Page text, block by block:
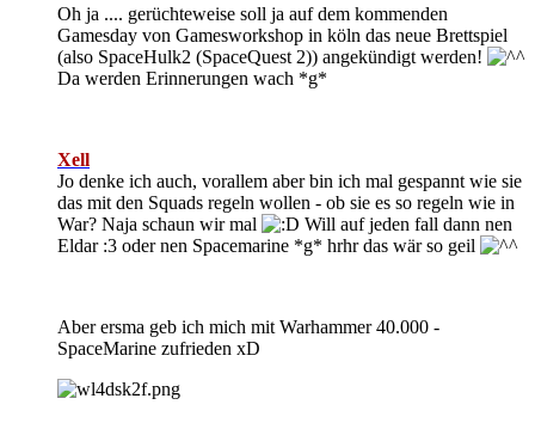
Oh ja .... gerüchteweise soll ja auf dem kommenden
Gamesday von Gamesworkshop in köln das neue Brettspiel
(also SpaceHulk2 (SpaceQuest 2)) angekündigt werden!
Da werden Erinnerungen wach *g*
Xell
Jo denke ich auch, vorallem aber bin ich mal gespannt wie sie
das mit den Squads regeln wollen - ob sie es so regeln wie in
War? Naja schaun wir mal
Will auf jeden fall dann nen
Eldar :3 oder nen Spacemarine *g* hrhr das wär so geil
Aber ersma geb ich mich mit Warhammer 40.000 -
SpaceMarine zufrieden xD